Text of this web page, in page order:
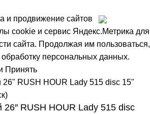
и продвижение сайтов
cookie и сервис Яндекс.Метрика для
сайта. Продолжая им пользоваться,
персональных данных.
Принять
RUSH HOUR Lady 515 disc